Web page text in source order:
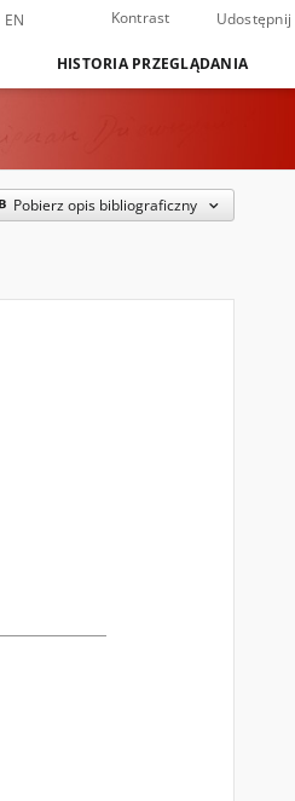
EN Kontrast Udostępnij
HISTORIA PRZEGLĄDANIA
Pobierz opis bibliograficzny